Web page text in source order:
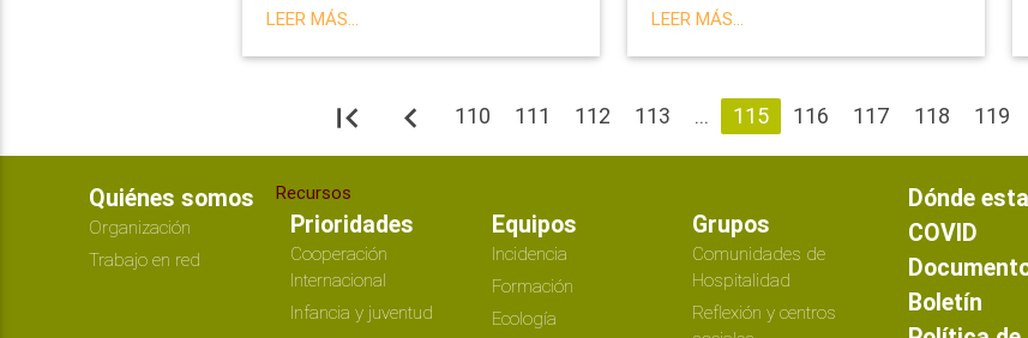
LEER MÁS... LEER MÁS...
first_page navigate_before 110 111 112 113 ... 115 116 117 118 119
Quiénes somos
Organización
Trabajo en red
Recursos
Prioridades
Cooperación
Internacional
Infancia y juventud
Equipos
Incidencia
Formación
Ecología
Grupos
Comunidades de
Hospitalidad
Reflexión y centros
Dónde
COVID
Boletín